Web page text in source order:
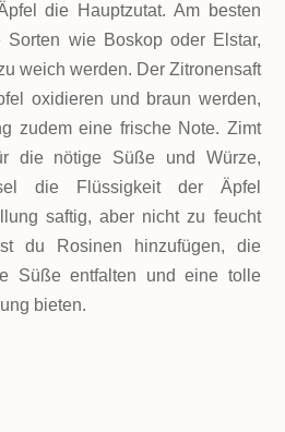
die Hauptzutat. Am besten
Sorten wie Boskop oder Elstar,
weich werden. Der Zitronensaft
oxidieren und braun werden,
zudem eine frische Note. Zimt
die nötige Süße und Würze,
die Flüssigkeit der Äpfel
saftig, aber nicht zu feucht
du Rosinen hinzufügen, die
Süße entfalten und eine tolle
bieten.